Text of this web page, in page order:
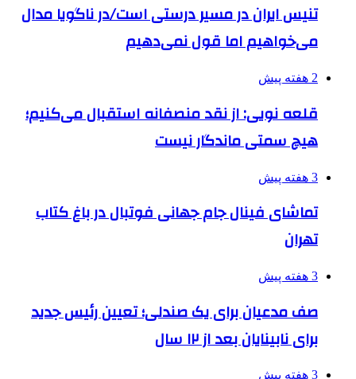
تنیس ایران در مسیر درستی است/در ناگویا مدال
می‌خواهیم اما قول نمی‌دهیم
2 هفته پیش
قلعه نویی: از نقد منصفانه استقبال می‌کنیم؛
هیچ سمتی ماندگار نیست
3 هفته پیش
تماشای فینال جام جهانی فوتبال در باغ کتاب
تهران
3 هفته پیش
صف مدعیان برای یک صندلی؛ تعیین رئیس جدید
برای نابینایان بعد از ۱۲ سال
3 هفته پیش